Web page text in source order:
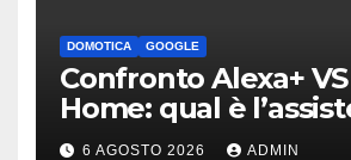
DOMOTICA GOOGLE
Confronto Alexa+
Home: qual è
migliore | Video
6 AGOSTO 2026 ADMIN